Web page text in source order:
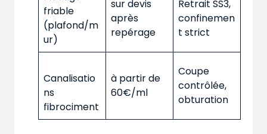
friable
(plafond/m
ur)
sur devis
après
repérage
Retrait SS3,
confinemen
t strict
Canalisatio
ns
fibrociment
à partir de
60€/ml
Coupe
contrôlée,
obturation